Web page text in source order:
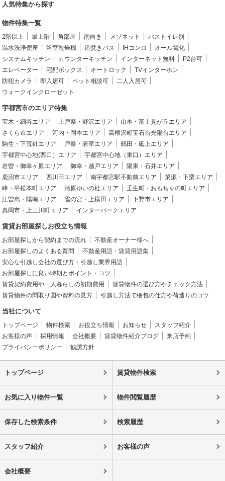
人気特集から探す
物件特集一覧
2階以上 最上階 角部屋 南向き メゾネット
バストイレ別
温水洗浄便座
浴室乾燥機 追焚きバス IHコンロ
オール電化
システムキッチン
カウンターキッチン インターネット無料
P2台可
エレベーター
宅配ボックス オートロック
TVインターホン
防犯カメラ
即入居可 ペット相談可
二人入居可
ウォークインクローゼット
宇都宮市のエリア特集
宝木・細谷エリア 上戸祭・野沢エリア
山本・富士見が丘エリア
さくら市エリア
河内・岡本エリア
高根沢町宝石台光陽台エリア
駒生・下荒針エリア
戸祭・若草エリア
鶴田・砥上エリア
宇都宮中心地(西口）エリア
宇都宮中心地（東口）エリア
岩曽・御幸ヶ原エリア
御幸・越戸エリア
陽東・石井エリア
鹿沼市エリア
西川田エリア 南宇都宮駅不動前エリア
簗瀬・下栗エリア
峰・平松本町エリア
清原ゆいの杜エリア
壬生町・おもちゃの町エリア
江曽島・陽南エリア
雀の宮・上横田エリア
下野市エリア
真岡市・上三川町エリア
インターパークエリア
賃貸お部屋探しお役立ち情報
お部屋探しから契約までの流れ
不動産オーナー様へ
お部屋探しのよくある質問
不動産用語・賃貸用語集
安心な引越し会社の選び方・引越し業界用語
お部屋探しに良い時期とポイント・コツ
賃貸契約費用や一人暮らしの初期費用
賃貸物件の選び方やチェック方法
賃貸物件の間取り図や資料の見方
引越し方法で梱包の仕方や荷造りのコツ
当社について
トップページ 物件検索 お役立ち情報 お知らせ
スタッフ紹介
お客様の声
採用情報 会社概要 賃貸物件紹介ブログ
来店予約
プライバシーポリシー
勧誘方針
トップページ 賃貸物件検索
お気に入り物件一覧 物件閲覧履歴
保存した検索条件 検索履歴
スタッフ紹介 お客様の声
会社概要